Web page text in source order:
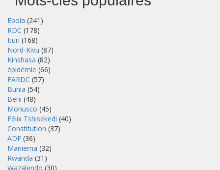
Ebola (241)
RDC (178)
Ituri (168)
Nord-Kivu (87)
Kinshasa (82)
épidémie (66)
FARDC (57)
Bunia (54)
Beni (48)
Monusco (45)
Félix Tshisekedi (40)
Constitution (37)
ADF (36)
Maniema (32)
Rwanda (31)
Wazalendo (30)